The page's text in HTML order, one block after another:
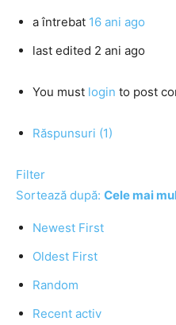
a întrebat 16 ani ago
last edited 2 ani ago
You must login to post
Răspunsuri (1)
Filter
Sortează după: Cele mai
Newest First
Oldest First
Random
Recent activ